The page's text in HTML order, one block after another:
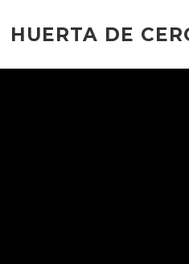
contenido
HUERTA DE